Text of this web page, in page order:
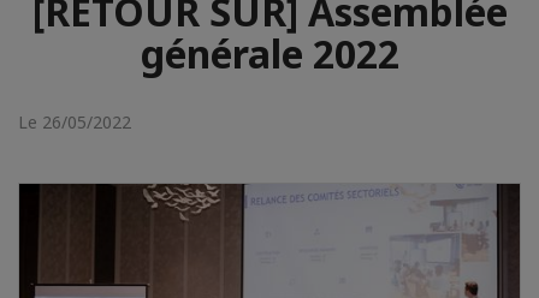
[RETOUR SUR] Assemblée
générale 2022
Le 26/05/2022